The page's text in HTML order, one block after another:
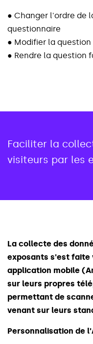
● Changer l'ordre de l
questionnaire
● Modifier la question
● Rendre la question f
Faciliter la
visiteurs par les
La collecte des donn
exposants s'est faite
application mobile (A
sur leurs propres télé
permettant de scann
venant sur leurs stan
Personnalisation de l'